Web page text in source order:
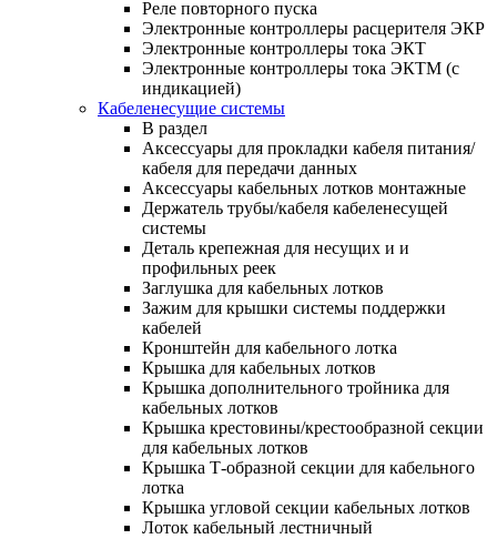
Реле повторного пуска
Электронные контроллеры расцерителя ЭКР
Электронные контроллеры тока ЭКТ
Электронные контроллеры тока ЭКТМ (с
индикацией)
Кабеленесущие системы
В раздел
Аксессуары для прокладки кабеля питания/
кабеля для передачи данных
Аксессуары кабельных лотков монтажные
Держатель трубы/кабеля кабеленесущей
системы
Деталь крепежная для несущих и и
профильных реек
Заглушка для кабельных лотков
Зажим для крышки системы поддержки
кабелей
Кронштейн для кабельного лотка
Крышка для кабельных лотков
Крышка дополнительного тройника для
кабельных лотков
Крышка крестовины/крестообразной секции
для кабельных лотков
Крышка Т-образной секции для кабельного
лотка
Крышка угловой секции кабельных лотков
Лоток кабельный лестничный